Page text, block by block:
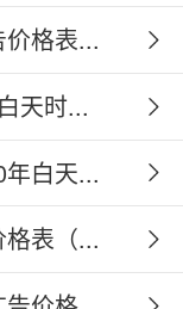
格表...
天时...
白天...
表（...